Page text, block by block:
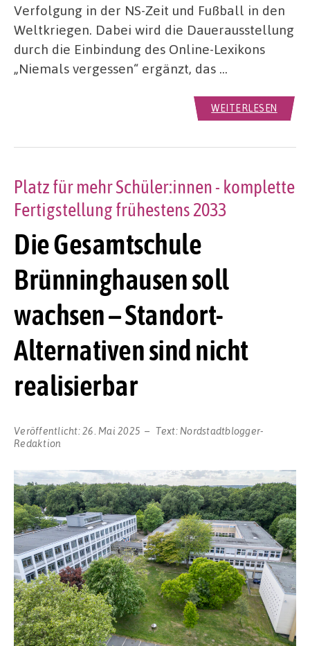
Verfolgung in der NS-Zeit und Fußball in den
Weltkriegen. Dabei wird die Dauerausstellung
durch die Einbindung des Online-Lexikons
„Niemals vergessen“ ergänzt, das …
WEITERLESEN
Die Gesamtschule
Brünninghausen soll
wachsen – Standort-
Alternativen sind nicht
realisierbar
Platz für mehr Schüler:innen - komplette
Fertigstellung frühestens 2033
Veröffentlicht:26. Mai 2025 Text: Nordstadtblogger-
Redaktion